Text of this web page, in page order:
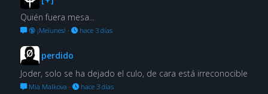
Quién fuera mesa...
🔞 ¡Melunes! · hace 3 días
perdido
Joder, solo se ha dejado el culo, de cara está irreconocible
Mia Malkova · hace 3 días